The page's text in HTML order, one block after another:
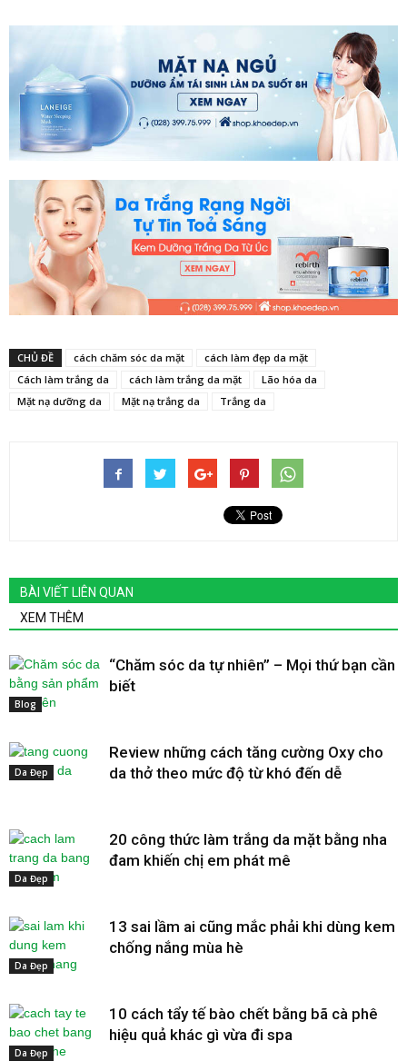
CHỦ ĐỀ cách chăm sóc da mặt
cách làm đẹp da mặt
Cách làm trắng da
cách làm trắng da mặt
Lão hóa da
Mặt nạ dưỡng da
Mặt nạ trắng da Trắng da
BÀI VIẾT LIÊN QUAN
XEM THÊM
Blog
“Chăm sóc da tự nhiên” – Mọi thứ bạn cần
biết
Da Đẹp
Review những cách tăng cường Oxy cho
da thở theo mức độ từ khó đến dễ
Da Đẹp
20 công thức làm trắng da mặt bằng nha
đam khiến chị em phát mê
Da Đẹp
13 sai lầm ai cũng mắc phải khi dùng kem
chống nắng mùa hè
Da Đẹp
10 cách tẩy tế bào chết bằng bã cà phê
hiệu quả khác gì vừa đi spa